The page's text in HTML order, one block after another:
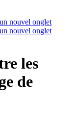
nouvel onglet
nouvel onglet
les
de